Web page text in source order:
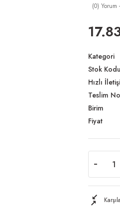
(0) Yorum
Kategori
Stok Kodu
Hızlı
Teslim
Birim
Fiyat